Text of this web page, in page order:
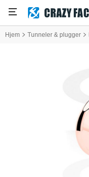
Hjem Tunneler & plugger